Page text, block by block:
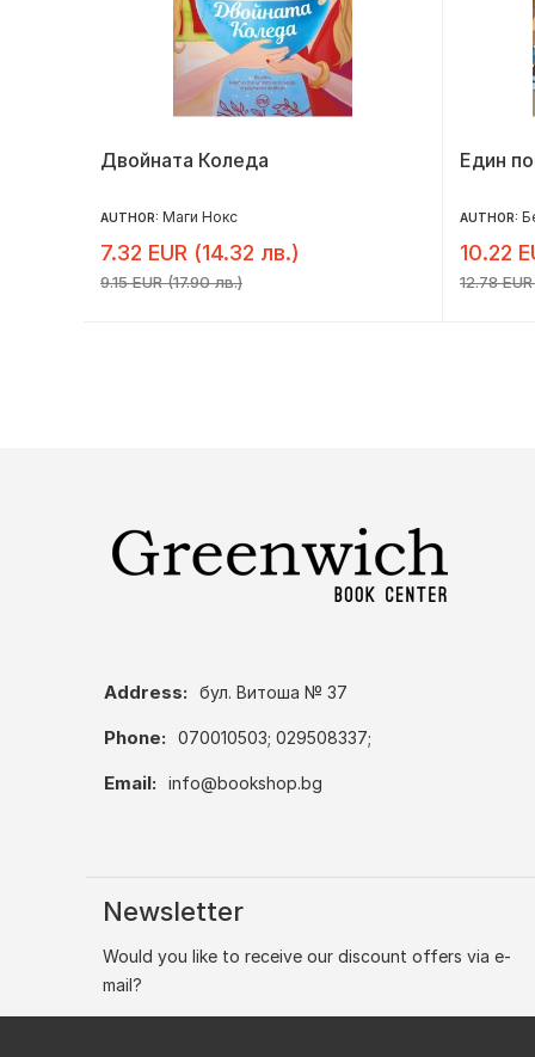
Двойната Коледа
AUTHOR: Маги Нокс
7.32 EUR (14.32 лв.)
9.15 EUR (17.90 лв.)
Един
AUTHOR:
10.22
12.78
Address: бул. Витоша № 37
Phone: 070010503; 029508337;
Email: info@bookshop.bg
Newsletter
Would you like to receive our discount offers via e-
mail?